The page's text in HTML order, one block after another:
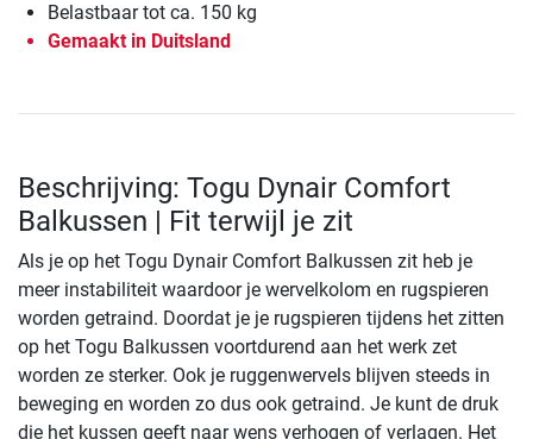
Belastbaar tot ca. 150 kg
Gemaakt in Duitsland
Beschrijving: Togu Dynair Comfort
Balkussen | Fit terwijl je zit
Als je op het Togu Dynair Comfort Balkussen zit heb je
meer instabiliteit waardoor je wervelkolom en rugspieren
worden getraind. Doordat je je rugspieren tijdens het zitten
op het Togu Balkussen voortdurend aan het werk zet
worden ze sterker. Ook je ruggenwervels blijven steeds in
beweging en worden zo dus ook getraind. Je kunt de druk
die het kussen geeft naar wens verhogen of verlagen. Het